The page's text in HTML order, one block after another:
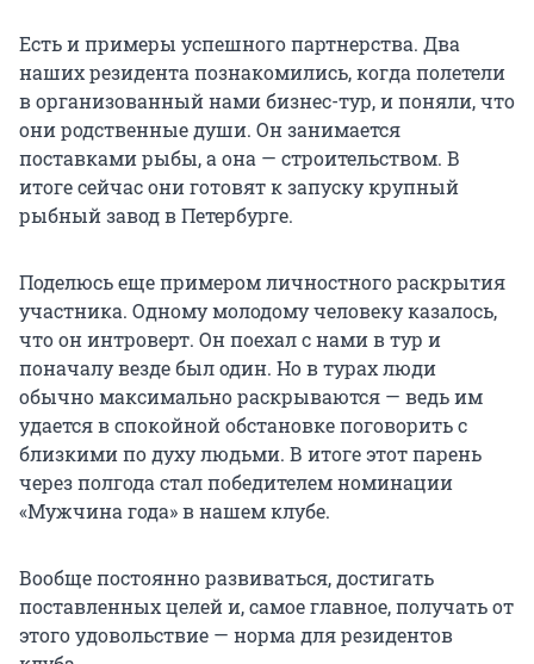
Есть и примеры успешного партнерства. Два
наших резидента познакомились, когда полетели
в организованный нами бизнес-тур, и поняли, что
они родственные души. Он занимается
поставками рыбы, а она — строительством. В
итоге сейчас они готовят к запуску крупный
рыбный завод в Петербурге.
Поделюсь еще примером личностного раскрытия
участника. Одному молодому человеку казалось,
что он интроверт. Он поехал с нами в тур и
поначалу везде был один. Но в турах люди
обычно максимально раскрываются — ведь им
удается в спокойной обстановке поговорить с
близкими по духу людьми. В итоге этот парень
через полгода стал победителем номинации
«Мужчина года» в нашем клубе.
Вообще постоянно развиваться, достигать
поставленных целей и, самое главное, получать от
этого удовольствие — норма для резидентов